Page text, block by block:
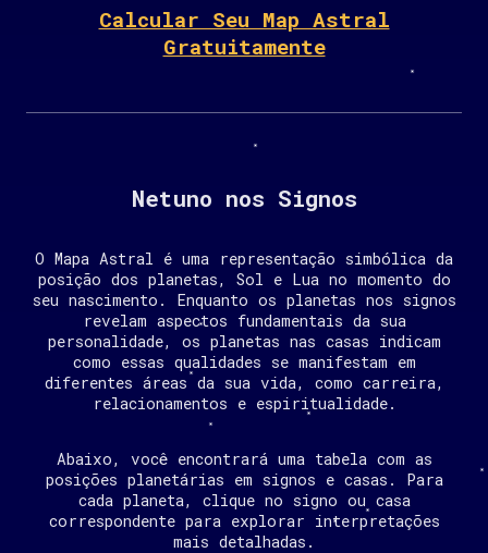
Calcular Seu Map Astral
Gratuitamente
Netuno nos Signos
O Mapa Astral é uma representação simbólica da
posição dos planetas, Sol e Lua no momento do
seu nascimento. Enquanto os planetas nos signos
revelam aspectos fundamentais da sua
personalidade, os planetas nas casas indicam
como essas qualidades se manifestam em
diferentes áreas da sua vida, como carreira,
relacionamentos e espiritualidade.
Abaixo, você encontrará uma tabela com as
posições planetárias em signos e casas. Para
cada planeta, clique no signo ou casa
correspondente para explorar interpretações
mais detalhadas.